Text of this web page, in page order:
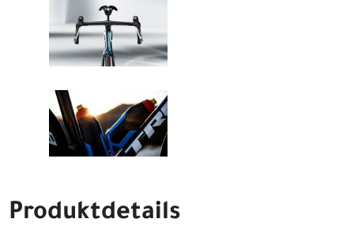
Produktdetails